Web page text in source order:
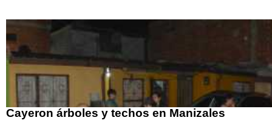
Cayeron árboles y techos en Manizales